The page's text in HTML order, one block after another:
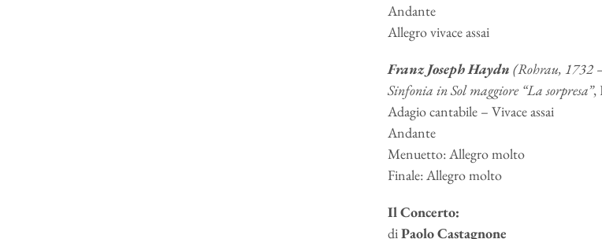
Andante
Allegro vivace assai
Franz Joseph Haydn (Rohrau, 1732
Sinfonia in Sol maggiore “La sorpresa”,
Adagio cantabile – Vivace assai
Andante
Menuetto: Allegro molto
Finale: Allegro molto
Il Concerto:
diPaolo Castagnone